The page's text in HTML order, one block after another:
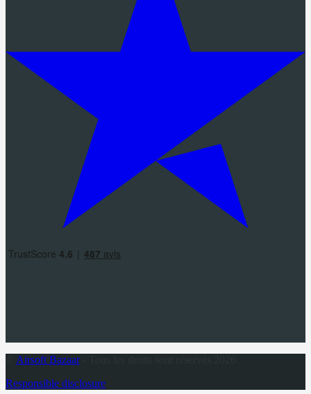
Airsoft Bazaar- Tous les droits sont réservés 2026
Responsible disclosure